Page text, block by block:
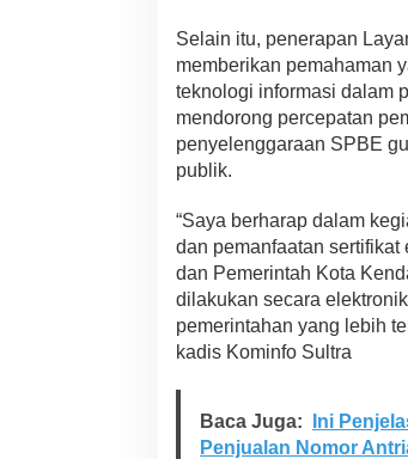
Selain itu, penerapan
memberikan pemahaman
teknologi informasi dalam
mendorong percepatan
penyelenggaraan SPBE
publik.
“Saya berharap dalam
dan pemanfaatan
dan Pemerintah Kota
dilakukan secara
pemerintahan yang lebih
kadis Kominfo Sultra
Baca Juga:
Ini
Penjualan Nomor